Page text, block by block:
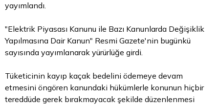
yayımlandı.
"Elektrik Piyasası Kanunu ile Bazı Kanunlarda Değişiklik
Yapılmasına Dair Kanun" Resmi Gazete'nin bugünkü
sayısında yayımlanarak yürürlüğe girdi.
Tüketicinin kayıp kaçak bedelini ödemeye devam
etmesini öngören kanundaki hükümlerle konunun hiçbir
tereddüde gerek bırakmayacak şekilde düzenlenmesi